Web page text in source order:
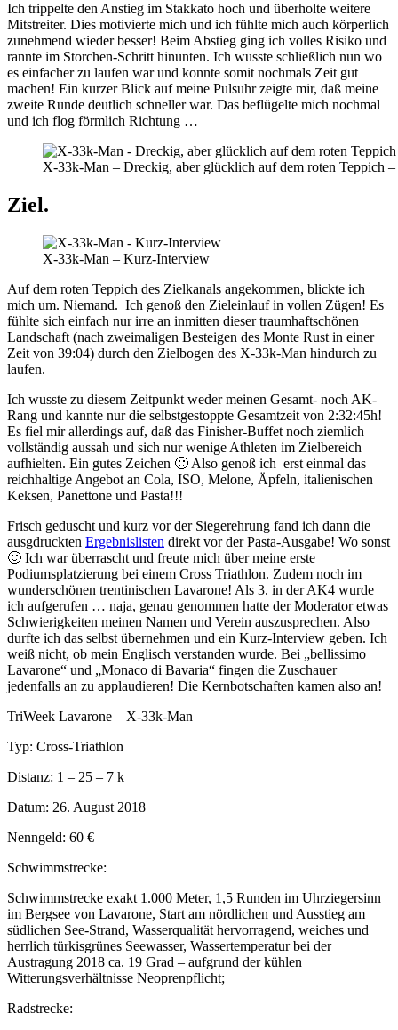
Ich trippelte den Anstieg im Stakkato hoch und überholte weitere
Mitstreiter. Dies motivierte mich und ich fühlte mich auch körperlich
zunehmend wieder besser! Beim Abstieg ging ich volles Risiko und
rannte im Storchen-Schritt hinunten. Ich wusste schließlich nun wo
es einfacher zu laufen war und konnte somit nochmals Zeit gut
machen! Ein kurzer Blick auf meine Pulsuhr zeigte mir, daß meine
zweite Runde deutlich schneller war. Das beflügelte mich nochmal
und ich flog förmlich Richtung …
X-33k-Man – Dreckig, aber glücklich auf dem roten
Ziel.
X-33k-Man – Kurz-Interview
Auf dem roten Teppich des Zielkanals angekommen, blickte ich
mich um. Niemand. Ich genoß den Zieleinlauf in vollen Zügen! Es
fühlte sich einfach nur irre an inmitten dieser traumhaftschönen
Landschaft (nach zweimaligen Besteigen des Monte Rust in einer
Zeit von 39:04) durch den Zielbogen des X-33k-Man hindurch zu
laufen.
Ich wusste zu diesem Zeitpunkt weder meinen Gesamt- noch AK-
Rang und kannte nur die selbstgestoppte Gesamtzeit von 2:32:45h!
Es fiel mir allerdings auf, daß das Finisher-Buffet noch ziemlich
vollständig aussah und sich nur wenige Athleten im Zielbereich
aufhielten. Ein gutes Zeichen 🙂 Also genoß ich erst einmal das
reichhaltige Angebot an Cola, ISO, Melone, Äpfeln, italienischen
Keksen, Panettone und Pasta!!!
Frisch geduscht und kurz vor der Siegerehrung fand ich dann die
ausgdruckten Ergebnislisten direkt vor der Pasta-Ausgabe! Wo sonst
🙂 Ich war überrascht und freute mich über meine erste
Podiumsplatzierung bei einem Cross Triathlon. Zudem noch im
wunderschönen trentinischen Lavarone! Als 3. in der AK4 wurde
ich aufgerufen … naja, genau genommen hatte der Moderator etwas
Schwierigkeiten meinen Namen und Verein auszusprechen. Also
durfte ich das selbst übernehmen und ein Kurz-Interview geben. Ich
weiß nicht, ob mein Englisch verstanden wurde. Bei „bellissimo
Lavarone“ und „Monaco di Bavaria“ fingen die Zuschauer
jedenfalls an zu applaudieren! Die Kernbotschaften kamen also an!
TriWeek Lavarone – X-33k-Man
Typ: Cross-Triathlon
Distanz: 1 – 25 – 7 k
Datum: 26. August 2018
Nenngeld: 60 €
Schwimmstrecke:
Schwimmstrecke exakt 1.000 Meter, 1,5 Runden im Uhrziegersinn
im Bergsee von Lavarone, Start am nördlichen und Ausstieg am
südlichen See-Strand, Wasserqualität hervorragend, weiches und
herrlich türkisgrünes Seewasser, Wassertemperatur bei der
Austragung 2018 ca. 19 Grad – aufgrund der kühlen
Witterungsverhältnisse Neoprenpflicht;
Radstrecke: